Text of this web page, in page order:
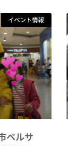
イベント情報
ベルサ